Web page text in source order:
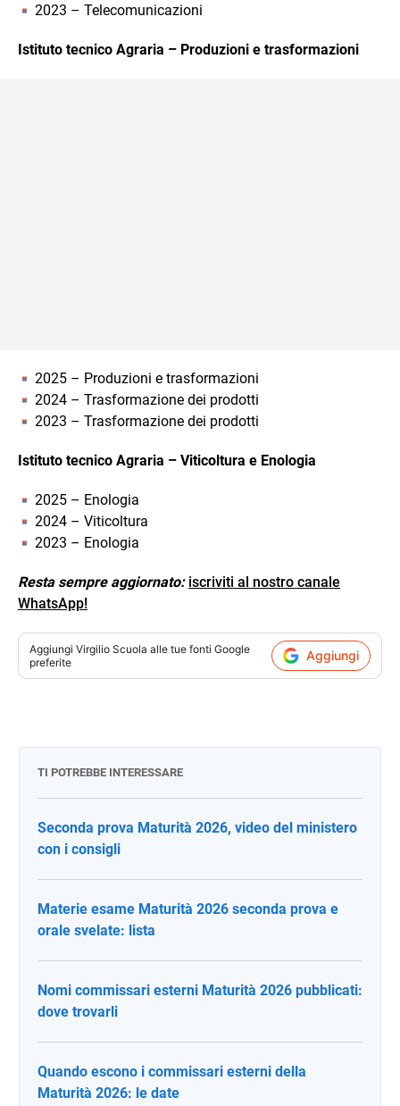
2023 – Telecomunicazioni
Istituto tecnico Agraria – Produzioni e trasformazioni
2025 – Produzioni e trasformazioni
2024 – Trasformazione dei prodotti
2023 – Trasformazione dei prodotti
Istituto tecnico Agraria – Viticoltura e Enologia
2025 – Enologia
2024 – Viticoltura
2023 – Enologia
Resta sempre aggiornato: iscriviti al nostro canale
WhatsApp!
Aggiungi Virgilio Scuola alle tue fonti Google
preferite
Aggiungi
TI POTREBBE INTERESSARE
Seconda prova Maturità 2026, video del ministero
con i consigli
Materie esame Maturità 2026 seconda prova e
orale svelate: lista
Nomi commissari esterni Maturità 2026 pubblicati:
dove trovarli
Quando escono i commissari esterni della
Maturità 2026: le date